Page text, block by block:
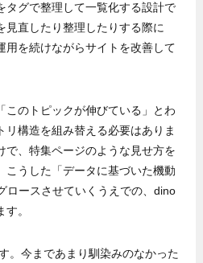
タグで整理して一覧化する設計で
見直したり整理したりする際に
用を続けながらサイトを改善して
このトピックが伸びている」とわ
リ構造を組み替える必要はありま
で、特集ページのような見せ方を
こうした「データに基づいた機動
ロースさせていくうえでの、dino
。
。今まであまり馴染みのなかった